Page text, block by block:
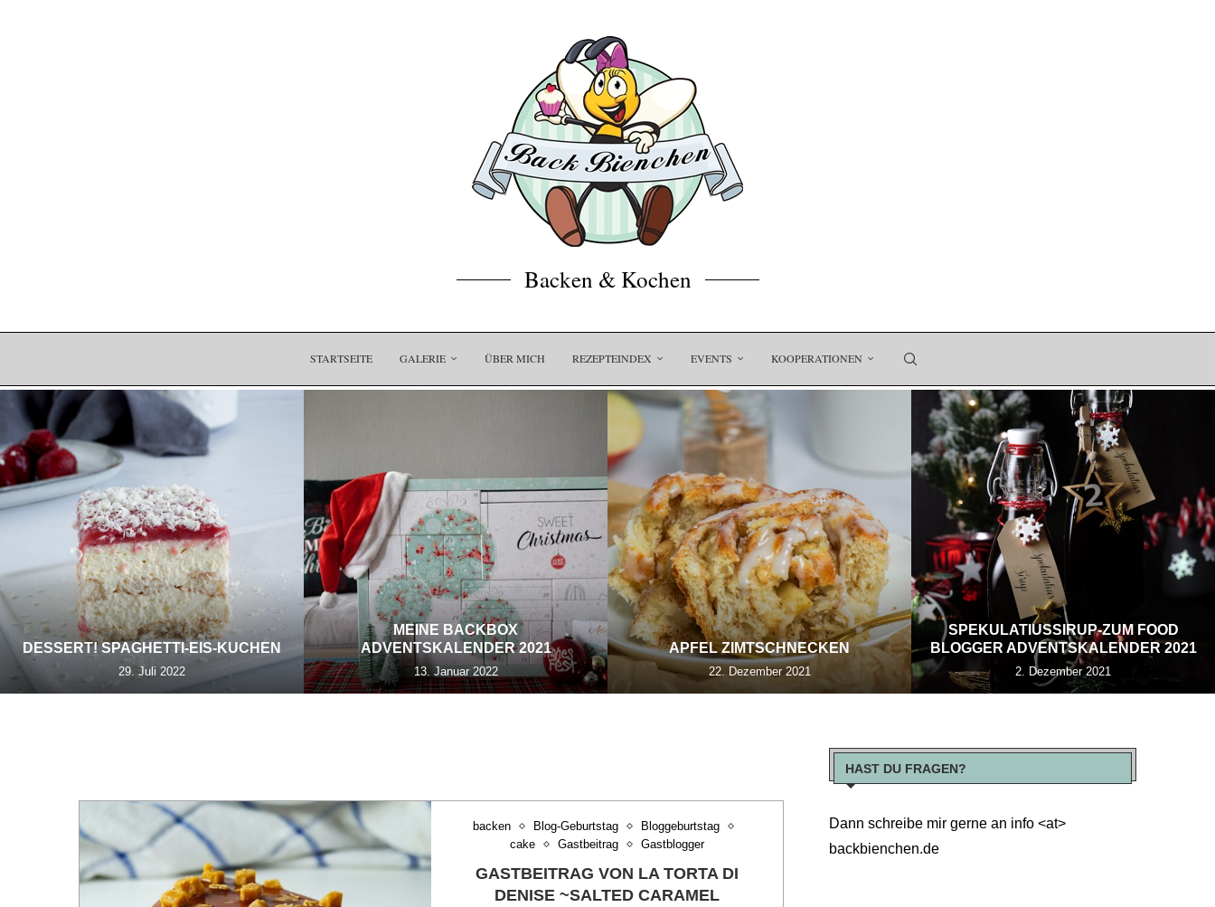
Backen & Kochen
STARTSEITE GALERIE ÜBER MICH REZEPTEINDEX EVENTS KOOPERATIONEN
DESSERT! SPAGHETTI-EIS-KUCHEN
29. Juli 2022
MEINE BACKBOX
ADVENTSKALENDER 2021
13. Januar 2022
APFEL ZIMTSCHNECKEN
22. Dezember 2021
SPEKULATIUSSIRUP-ZUM FOOD
BLOGGER ADVENTSKALENDER 2021
2. Dezember 2021
backen Blog-Geburtstag
Bloggeburtstag
cake
Gastbeitrag Gastblogger
GASTBEITRAG VON LA TORTA DI
DENISE ~SALTED CARAMEL
HAST DU FRAGEN?
Dann schreibe mir gerne an info <at>
backbienchen.de